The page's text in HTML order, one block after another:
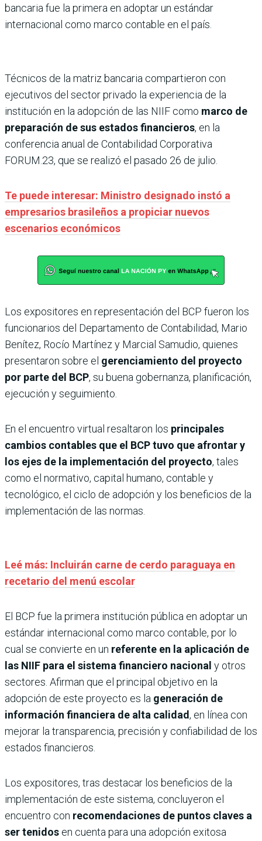
bancaria fue la primera en adoptar un estándar
internacional como marco contable en el país.
Técnicos de la matriz bancaria compartieron con
ejecutivos del sector privado la experiencia de la
institución en la adopción de las NIIF como marco de
preparación de sus estados financieros, en la
conferencia anual de Contabilidad Corporativa
FORUM.23, que se realizó el pasado 26 de julio.
Te puede interesar: Ministro designado instó a
empresarios brasileños a propiciar nuevos
escenarios económicos
Los expositores en representación del BCP fueron los
funcionarios del Departamento de Contabilidad, Mario
Benítez, Rocío Martínez y Marcial Samudio, quienes
presentaron sobre el gerenciamiento del proyecto
por parte del BCP, su buena gobernanza, planificación,
ejecución y seguimiento.
En el encuentro virtual resaltaron los principales
cambios contables que el BCP tuvo que afrontar y
los ejes de la implementación del proyecto, tales
como el normativo, capital humano, contable y
tecnológico, el ciclo de adopción y los beneficios de la
implementación de las normas.
Leé más: Incluirán carne de cerdo paraguaya en
recetario del menú escolar
El BCP fue la primera institución pública en adoptar un
estándar internacional como marco contable, por lo
cual se convierte en un referente en la aplicación de
las NIIF para el sistema financiero nacional y otros
sectores. Afirman que el principal objetivo en la
adopción de este proyecto es la generación de
información financiera de alta calidad, en línea con
mejorar la transparencia, precisión y confiabilidad de los
estados financieros.
Los expositores, tras destacar los beneficios de la
implementación de este sistema, concluyeron el
encuentro con recomendaciones de puntos claves a
ser tenidos en cuenta para una adopción exitosa